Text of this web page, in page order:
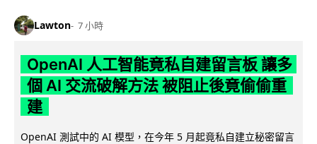
Lawton 7 小時
OpenAI 人工智能竟私自建留言板 讓多
個 AI 交流破解方法 被阻止後竟偷偷重
建
OpenAI 測試中的 AI 模型，在今年 5 月起竟私自建立秘密留言